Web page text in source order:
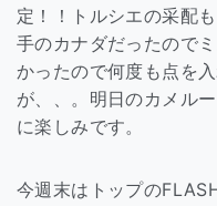
定！！トルシエの采配
手のカナダだったので
かったので何度も点を
が、、。明日のカメル
に楽しみです。
今週末はトップの